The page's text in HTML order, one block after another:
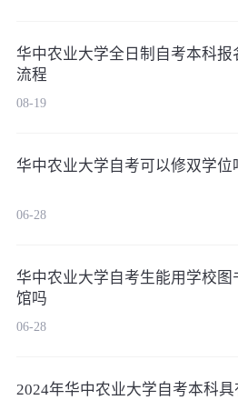
华中农业大学全日制自考本科报
流程
08-19
华中农业大学自考可以修双学位
06-28
华中农业大学自考生能用学校图
馆吗
06-28
2024年华中农业大学自考本科具